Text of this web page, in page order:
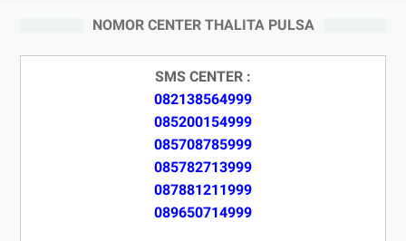
NOMOR CENTER THALITA PULSA
SMS CENTER :
082138564999
085200154999
085708785999
085782713999
087881211999
089650714999